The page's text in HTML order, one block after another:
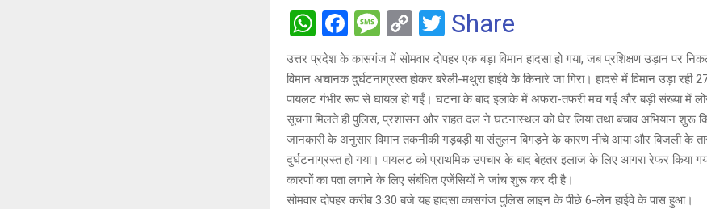
W
h
at
s
A
p
p
F
a
ce
b
o
o
k
M
es
s
a
g
e
C
o
py
Li
n
k
T
wi
tt
er
Share
उत्तर प्रदेश के कासगंज में सोमवार दोपहर एक बड़ा विमान हादसा हो गया, जब प्रशिक्षण उड़ान पर
विमान अचानक दुर्घटनाग्रस्त होकर बरेली-मथुरा हाईवे के किनारे जा गिरा। हादसे में विमान उड़ा रही 27
पायलट गंभीर रूप से घायल हो गईं। घटना के बाद इलाके में अफरा-तफरी मच गई और बड़ी संख्या में
सूचना मिलते ही पुलिस, प्रशासन और राहत दल ने घटनास्थल को घेर लिया तथा बचाव अभियान शुरू
जानकारी के अनुसार विमान तकनीकी गड़बड़ी या संतुलन बिगड़ने के कारण नीचे आया और बिजली के
दुर्घटनाग्रस्त हो गया। पायलट को प्राथमिक उपचार के बाद बेहतर इलाज के लिए आगरा रेफर किया
कारणों का पता लगाने के लिए संबंधित एजेंसियों ने जांच शुरू कर दी है।
सोमवार दोपहर करीब 3:30 बजे यह हादसा कासगंज पुलिस लाइन के पीछे 6-लेन हाईवे के पास हुआ।